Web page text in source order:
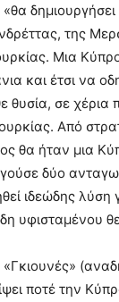
της
Μια
και έτσι να
θυσία, σε
Από
θα ήταν μια
δύο
ιδεώδης
ποτέ την